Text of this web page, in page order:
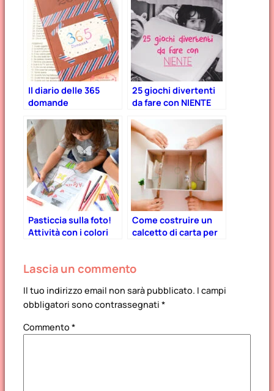
Il diario delle 365
domande
25 giochi divertenti
da fare con NIENTE
Pasticcia sulla foto!
Attività con i colori
Come costruire un
calcetto di carta per
Lascia un commento
Il tuo indirizzo email non sarà pubblicato. I campi
obbligatori sono contrassegnati *
Commento *